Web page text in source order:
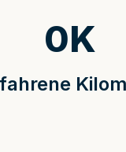
0K